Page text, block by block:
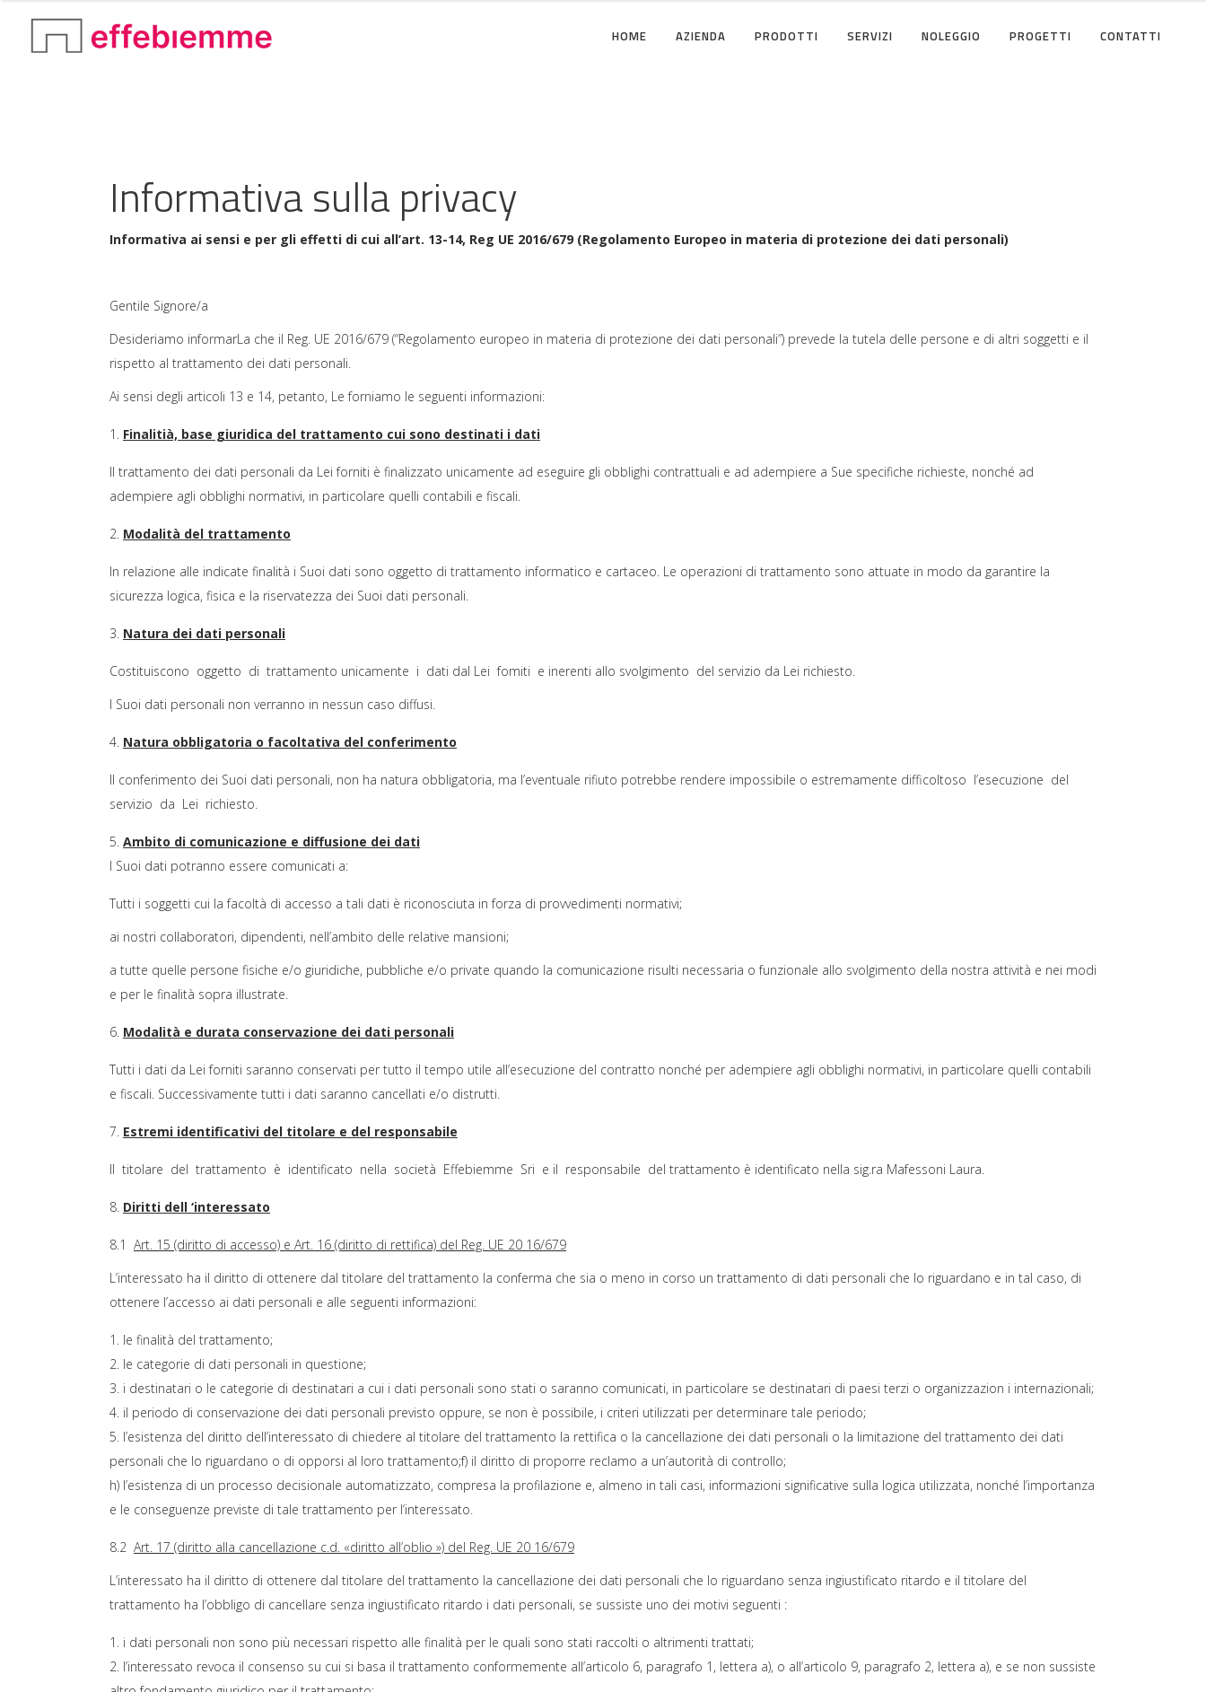
HOME AZIENDA PRODOTTI SERVIZI NOLEGGIO PROGETTI CONTATTI
Informativa sulla privacy
Informativa ai sensi e per gli effetti di cui all’art. 13-14, Reg UE 2016/679 (Regolamento Europeo in materia di protezione dei dati personali)
Gentile Signore/a
Desideriamo informarLa che il Reg. UE 2016/679 (“Regolamento europeo in materia di protezione dei dati personali”) prevede la tutela delle persone e di altri soggetti e il
rispetto al trattamento dei dati personali.
Ai sensi degli articoli 13 e 14, petanto, Le forniamo le seguenti informazioni:
Finalitià, base giuridica del trattamento cui sono destinati i dati
Il trattamento dei dati personali da Lei forniti è finalizzato unicamente ad eseguire gli obblighi contrattuali e ad adempiere a Sue specifiche richieste, nonché ad
adempiere agli obblighi normativi, in particolare quelli contabili e fiscali.
Modalità del trattamento
In relazione alle indicate finalità i Suoi dati sono oggetto di trattamento informatico e cartaceo. Le operazioni di trattamento sono attuate in modo da garantire la
sicurezza logica, fisica e la riservatezza dei Suoi dati personali.
Natura dei dati personali
Costituiscono oggetto di trattamento unicamente i dati dal Lei fomiti e inerenti allo svolgimento del servizio da Lei richiesto.
I Suoi dati personali non verranno in nessun caso diffusi.
Natura obbligatoria o facoltativa del conferimento
Il conferimento dei Suoi dati personali, non ha natura obbligatoria, ma l’eventuale rifiuto potrebbe rendere impossibile o estremamente difficoltoso l’esecuzione del
servizio da Lei richiesto.
Ambito di comunicazione e diffusione dei dati
I Suoi dati potranno essere comunicati a:
Tutti i soggetti cui la facoltà di accesso a tali dati è riconosciuta in forza di provvedimenti normativi;
ai nostri collaboratori, dipendenti, nell’ambito delle relative mansioni;
a tutte quelle persone fisiche e/o giuridiche, pubbliche e/o private quando la comunicazione risulti necessaria o funzionale allo svolgimento della nostra attività e nei modi
e per le finalità sopra illustrate.
Modalità e durata conservazione dei dati personali
Tutti i dati da Lei forniti saranno conservati per tutto il tempo utile all’esecuzione del contratto nonché per adempiere agli obblighi normativi, in particolare quelli contabili
e fiscali. Successivamente tutti i dati saranno cancellati e/o distrutti.
Estremi identificativi del titolare e del responsabile
Il titolare del trattamento è identificato nella società Effebiemme Sri e il responsabile del trattamento è identificato nella sig.ra Mafessoni Laura.
Diritti dell ‘interessato
8.1 Art. 15 (diritto di accesso) e Art. 16 (diritto di rettifica) del Reg. UE 20 16/679
L’interessato ha il diritto di ottenere dal titolare del trattamento la conferma che sia o meno in corso un trattamento di dati personali che lo riguardano e in tal caso, di
ottenere l’accesso ai dati personali e alle seguenti informazioni:
le finalità del trattamento;
le categorie di dati personali in questione;
i destinatari o le categorie di destinatari a cui i dati personali sono stati o saranno comunicati, in particolare se destinatari di paesi terzi o organizzazion i internazionali;
il periodo di conservazione dei dati personali previsto oppure, se non è possibile, i criteri utilizzati per determinare tale periodo;
l’esistenza del diritto dell’interessato di chiedere al titolare del trattamento la rettifica o la cancellazione dei dati personali o la limitazione del trattamento dei dati
personali che lo riguardano o di opporsi al loro trattamento;f) il diritto di proporre reclamo a un’autorità di controllo;
h) l’esistenza di un processo decisionale automatizzato, compresa la profilazione e, almeno in tali casi, informazioni significative sulla logica utilizzata, nonché l’importanza
e le conseguenze previste di tale trattamento per l’interessato.
8.2 Art. 17 (diritto alla cancellazione c.d. «diritto all’oblio ») del Reg. UE 20 16/679
L’interessato ha il diritto di ottenere dal titolare del trattamento la cancellazione dei dati personali che lo riguardano senza ingiustificato ritardo e il titolare del
trattamento ha l’obbligo di cancellare senza ingiustificato ritardo i dati personali, se sussiste uno dei motivi seguenti :
i dati personali non sono più necessari rispetto alle finalità per le quali sono stati raccolti o altrimenti trattati;
l’interessato revoca il consenso su cui si basa il trattamento conformemente all’articolo 6, paragrafo 1, lettera a), o all’articolo 9, paragrafo 2, lettera a), e se non sussiste